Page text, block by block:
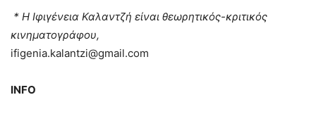
* Η Ιφιγένεια Καλαντζή είναι θεωρητικός-κριτικός
κινηματογράφου,
ifigenia.kalantzi@gmail.com
INFO